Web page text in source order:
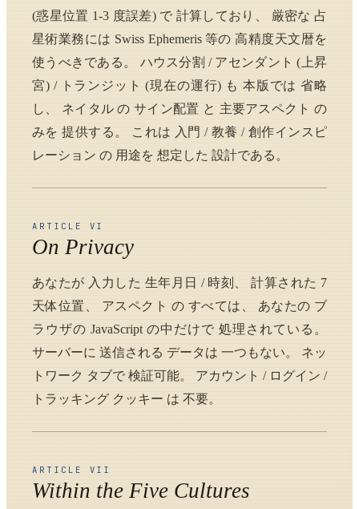
(惑星位置 1-3 度誤差) で 計算しており、 厳密な 占
星術業務には Swiss Ephemeris 等の 高精度天文暦を
使うべきである。 ハウス分割 / アセンダント (上昇
宮) / トランジット (現在の運行) も 本版では 省略
し、 ネイタル の サイン配置 と 主要アスペクト の
みを 提供する。 これは 入門 / 教養 / 創作インスピ
レーション の 用途を 想定した 設計である。
ARTICLE VI
On Privacy
あなたが 入力した 生年月日 / 時刻、 計算された 7
天体位置、 アスペクト の すべては、 あなたの ブ
ラウザの JavaScript の中だけで 処理されている。
サーバーに 送信される データは 一つもない。 ネッ
トワーク タブで 検証可能。 アカウント / ログイン /
トラッキング クッキー は 不要。
ARTICLE VII
Within the Five Cultures